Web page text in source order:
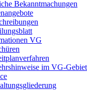
Bekanntmachungen
VG
im VG-Gebiet